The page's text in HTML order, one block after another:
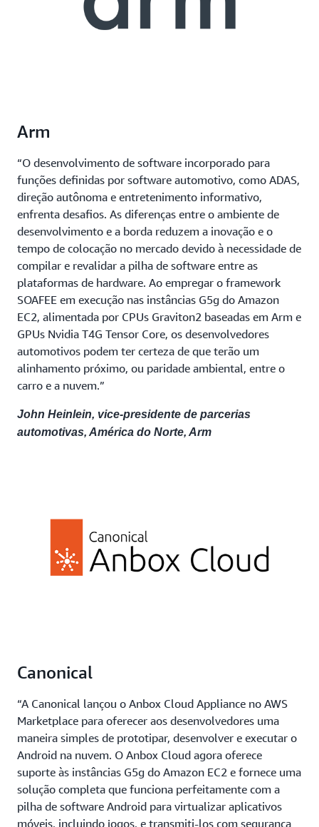
Arm
“O desenvolvimento de software incorporado para
funções definidas por software automotivo, como ADAS,
direção autônoma e entretenimento informativo,
enfrenta desafios. As diferenças entre o ambiente de
desenvolvimento e a borda reduzem a inovação e o
tempo de colocação no mercado devido à necessidade de
compilar e revalidar a pilha de software entre as
plataformas de hardware. Ao empregar o framework
SOAFEE em execução nas instâncias G5g do Amazon
EC2, alimentada por CPUs Graviton2 baseadas em Arm e
GPUs Nvidia T4G Tensor Core, os desenvolvedores
automotivos podem ter certeza de que terão um
alinhamento próximo, ou paridade ambiental, entre o
carro e a nuvem.”
John Heinlein, vice-presidente de parcerias
automotivas, América do Norte, Arm
Canonical
“A Canonical lançou o Anbox Cloud Appliance no AWS
Marketplace para oferecer aos desenvolvedores uma
maneira simples de prototipar, desenvolver e executar o
Android na nuvem. O Anbox Cloud agora oferece
suporte às instâncias G5g do Amazon EC2 e fornece uma
solução completa que funciona perfeitamente com a
pilha de software Android para virtualizar aplicativos
móveis, incluindo jogos, e transmiti-los com segurança